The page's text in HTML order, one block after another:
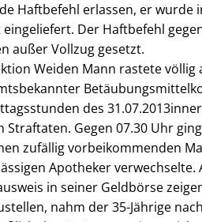
Haftbefehl erlassen, er wurde
eingeliefert. Der Haftbefehl
außer Vollzug gesetzt.
Weiden Mann rastete völlig
des
Straftaten. Gegen 07.30 Uhr
zufällig vorbeikommenden
Apotheker verwechselte.
in seiner Geldbörse
nahm der 35-Jährige